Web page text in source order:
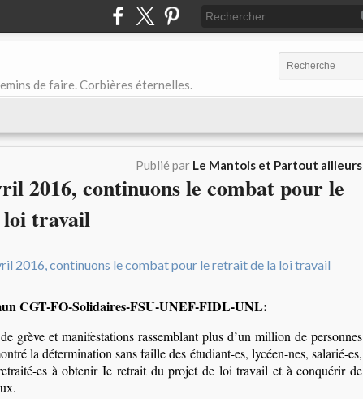
de faire. Corbières éternelles.
Publié par Le Mantois et Partout ailleurs
2016, continuons le combat pour le
travail
CGT-FO-Solidaires-FSU-UNEF-FIDL-UNL:
grève et manifestations rassemblant plus d’un million de personnes
la détermination sans faille des étudiant-es, lycéen-nes, salarié-es,
es à obtenir Ie retrait du projet de loi travail et à conquérir de